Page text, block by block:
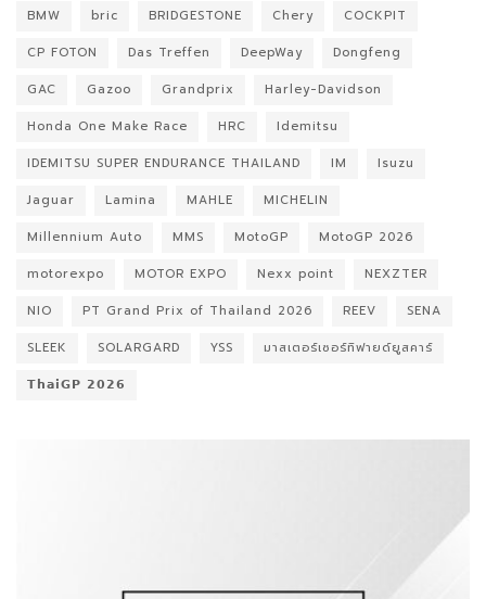
BMW
bric BRIDGESTONE Chery
COCKPIT
CP FOTON
Das Treffen DeepWay
Dongfeng
GAC
Gazoo Grandprix
Harley-Davidson
Honda One Make Race
HRC
Idemitsu
IDEMITSU SUPER ENDURANCE THAILAND
IM
Isuzu
Jaguar
Lamina MAHLE
MICHELIN
Millennium Auto
MMS MotoGP
MotoGP 2026
motorexpo
MOTOR EXPO Nexx point
NEXZTER
NIO
PT Grand Prix of Thailand 2026 REEV
SENA
SLEEK
SOLARGARD YSS
มาสเตอร์เซอร์ทิฟายด์ยูสคาร์
𝗧𝗵𝗮𝗶𝗚𝗣 𝟮𝟬𝟮𝟲